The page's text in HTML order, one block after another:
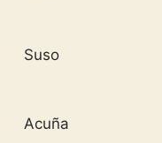
Suso
Acuña